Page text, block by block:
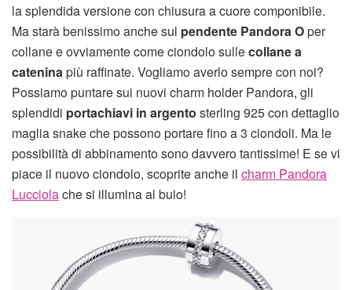
la splendida versione con chiusura a cuore componibile.
Ma starà benissimo anche sul pendente Pandora Oper
collane e ovviamente come ciondolo sullecollane a
catenina più raffinate. Vogliamo averlo sempre con noi?
Possiamo puntare sui nuovi charm holder Pandora, gli
splendidi portachiavi in argento sterling 925 con dettaglio
maglia snake che possono portare fino a 3 ciondoli. Ma le
possibilità di abbinamento sono davvero tantissime! E se vi
piace il nuovo ciondolo, scoprite anche il charm Pandora
Lucciolache si illumina al buio!